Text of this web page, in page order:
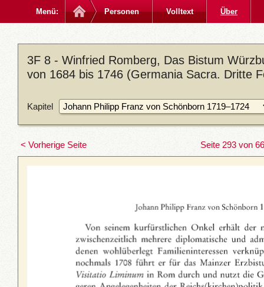
Menü: Personen Volltext Über
3F 8 - Winfried Romberg, Das Bistum
von 1684 bis 1746 (Germania Sacra. Dritte
Kapitel
< Vorherige Seite Seite 293 von